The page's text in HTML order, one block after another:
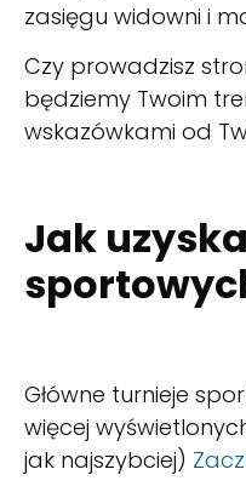
zasięgu widowni i
Czy prowadzisz
będziemy Twoim
wskazówkami od
Jak
Główne turnieje
więcej
jak najszybciej)